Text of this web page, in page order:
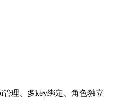
理、多key绑定、角色独立